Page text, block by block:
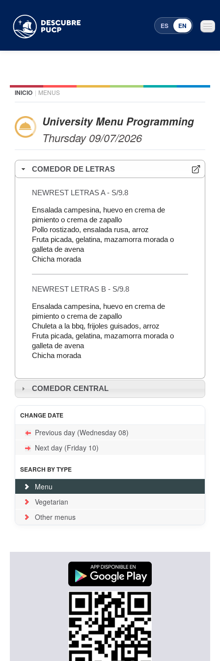
ES EN
Places
Featured events
Menu Programming
INICIO | MENUS
University Menu Programming
Thursday 09/07/2026
COMEDOR DE LETRAS
NEWREST LETRAS A - S/9.8
Ensalada campesina, huevo en crema de
pimiento o crema de zapallo
Pollo rostizado, ensalada rusa, arroz
Fruta picada, gelatina, mazamorra morada o
galleta de avena
Chicha morada
NEWREST LETRAS B - S/9.8
Ensalada campesina, huevo en crema de
pimiento o crema de zapallo
Chuleta a la bbq, frijoles guisados, arroz
Fruta picada, gelatina, mazamorra morada o
galleta de avena
Chicha morada
COMEDOR CENTRAL
CHANGE DATE
Previous day (Wednesday 08)
Next day (Friday 10)
SEARCH BY TYPE
Menu
Vegetarian
Other menus